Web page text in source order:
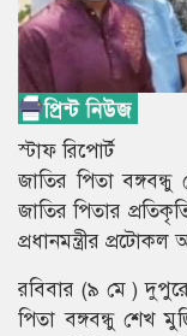
স্টাফ রিপোর্ট
জাতির পিতা
জাতির পিতার
প্রধানমন্ত্রীর
রবিবার (৯ মে )
পিতা বঙ্গবন্ধু শেখ